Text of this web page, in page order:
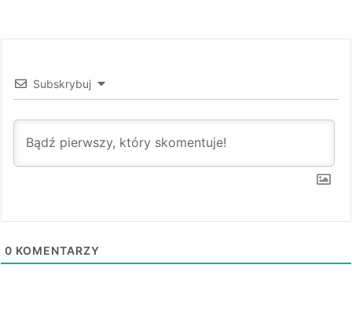
Subskrybuj
0 KOMENTARZY